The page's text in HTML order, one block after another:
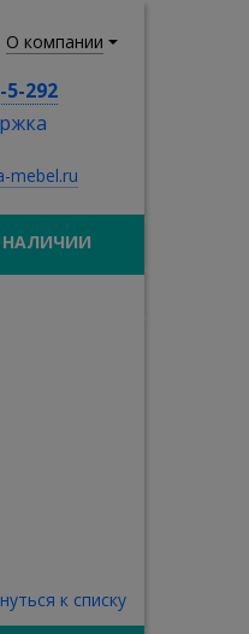
О компании
5-292
mebel.ru
НАЛИЧИИ
к списку